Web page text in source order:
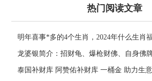
热门阅读文章
明年喜事*多的4个生肖，2024年什么生肖
龙婆银简介：招财龟、爆枪财佛、自身佛
泰国补财库 阿赞佑补财库 一桶金 助力生